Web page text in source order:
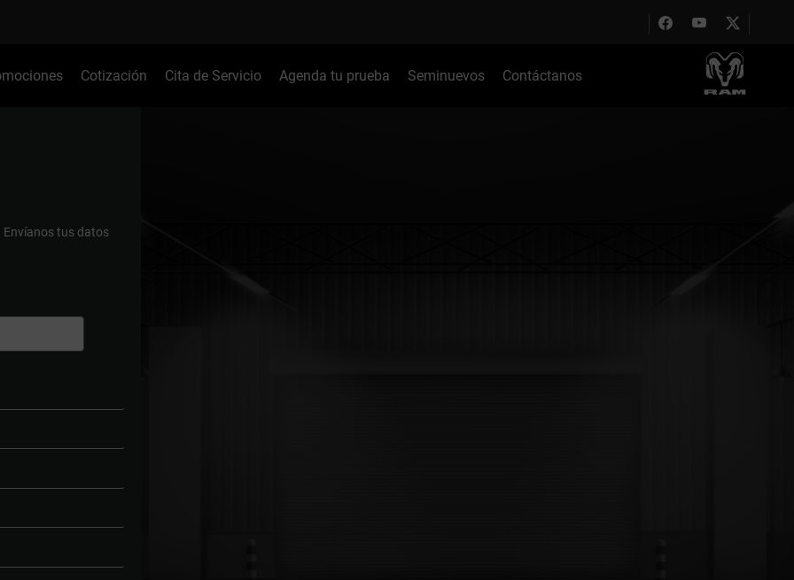
Cotización Cita de Servicio Agenda tu prueba Seminuevos Contáctanos
Envíanos tus datos